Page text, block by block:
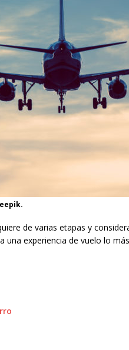
de varias etapas y
una experiencia de vuelo lo